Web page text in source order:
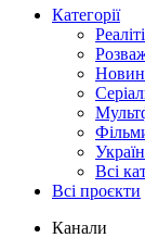
Категорії
Всі
Всі проєкти
Канали